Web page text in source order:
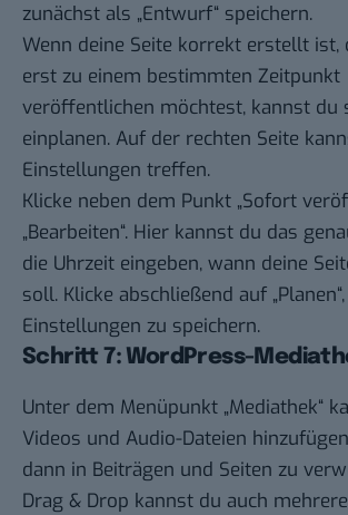
zunächst als „Entwurf“ speichern.
Wenn deine Seite korrekt erstellt ist,
erst zu einem bestimmten Zeitpunkt
veröffentlichen möchtest, kannst du
einplanen. Auf der rechten Seite
Einstellungen treffen.
Klicke neben dem Punkt „Sofort
„Bearbeiten“. Hier kannst du das
die Uhrzeit eingeben, wann deine
soll. Klicke abschließend auf
Einstellungen zu speichern.
Schritt 7: WordPress-
Unter dem Menüpunkt „Mediathek“
Videos und Audio-Dateien
dann in Beiträgen und Seiten zu
Drag & Drop kannst du auch